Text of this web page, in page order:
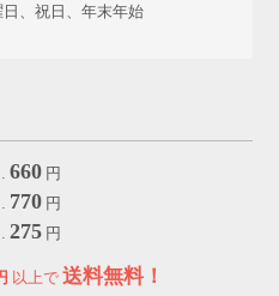
、祝日、年末年始
660 円
770 円
275 円
以上で送料無料！